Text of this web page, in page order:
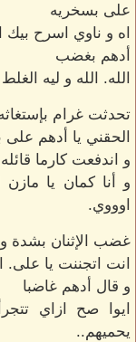
على بسخريه
اه و ناوي اسرح
أدهم بغضب
الله. الله و ليه
تحدثت غرام
الحقني يا أدهم على
و اندفعت كارما
و أنا كمان يا
اوووي.
غضب الإثنان بشدة
انت اتجننت يا على.
و قال أدهم غاضبا
ايوا صح ازاي
يحميهم..